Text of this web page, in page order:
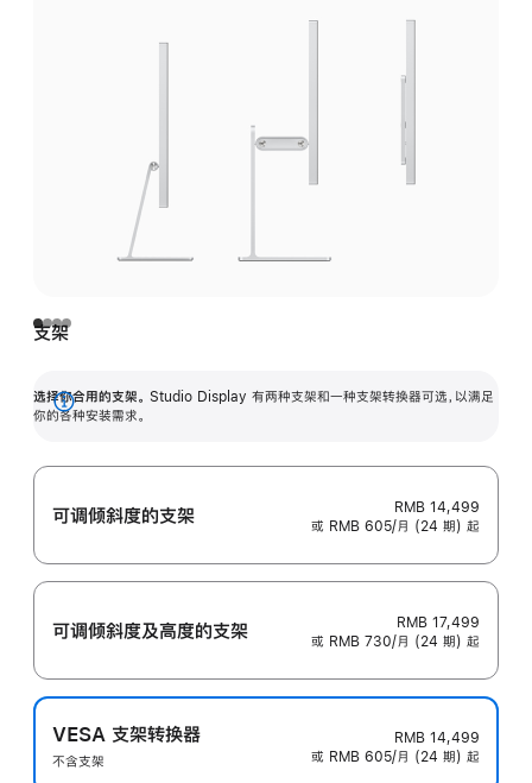
支架
选择你合用的支架。 Studio Display 有两种支架和一种支架转换器可选，以满足
你的各种安装需求。
展
可调倾斜度的支架
RMB 14,499
或 RMB 605/月 (24 期) 起
可调倾斜度及高‍度的支‍架
RMB 17,499
或 RMB 730/月 (24 期) 起
VESA 支架转换器
不含支架
RMB 14,499
或 RMB 605/月 (24 期) 起